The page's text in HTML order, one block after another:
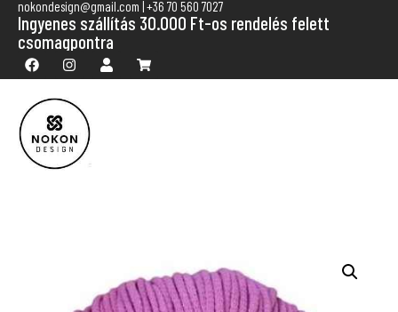
nokondesign@gmail.com | +36 70 560 7027
Ingyenes szállítás 30.000 Ft-os rendelés felett
csomagpontra